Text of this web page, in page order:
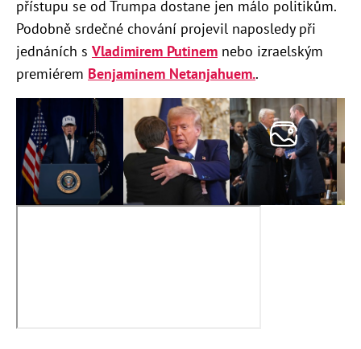
přístupu se od Trumpa dostane jen málo politikům.
Podobně srdečné chování projevil naposledy při
jednáních s Vladimirem Putinem nebo izraelským
premiérem Benjaminem Netanjahuem..